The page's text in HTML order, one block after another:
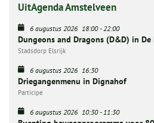
UitAgenda Amstelveen
6 augustus 2026 18:00-22:00
Dungeons and Dragons (D&D) in
Stadsdorp Elsrijk
6 augustus 2026 16:30
Driegangenmenu in Dignahof
Participe
6 augustus 2026 10:30-11:30